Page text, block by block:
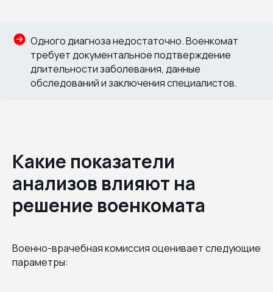
Одного диагноза недостаточно. Военкомат
требует документальное подтверждение
длительности заболевания, данные
обследований и заключения специалистов.
Какие показатели
анализов влияют на
решение военкомата
Военно-врачебная комиссия оценивает следующие
параметры: